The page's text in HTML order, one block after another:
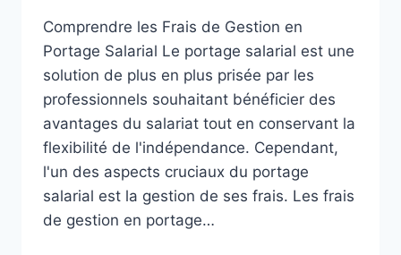
Comprendre les Frais de Gestion en
Portage Salarial Le portage salarial est une
solution de plus en plus prisée par les
professionnels souhaitant bénéficier des
avantages du salariat tout en conservant la
flexibilité de l'indépendance. Cependant,
l'un des aspects cruciaux du portage
salarial est la gestion de ses frais. Les frais
de gestion en portage…